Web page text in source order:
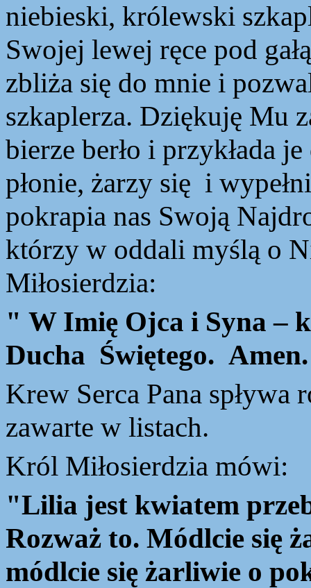
niebieski, królewski
Swojej lewej ręce pod
zbliża się do mnie i
szkaplerza. Dziękuję Mu
bierze berło i przykłada
płonie, żarzy się i
pokrapia nas Swoją
którzy w oddali myślą o
Miłosierdzia:
" W Imię Ojca i Syna –
Ducha Świętego. Amen.
Krew Serca Pana spływa
zawarte w listach.
Król Miłosierdzia mówi:
"Lilia jest kwiatem
Rozważ to. Módlcie się
módlcie się żarliwie o